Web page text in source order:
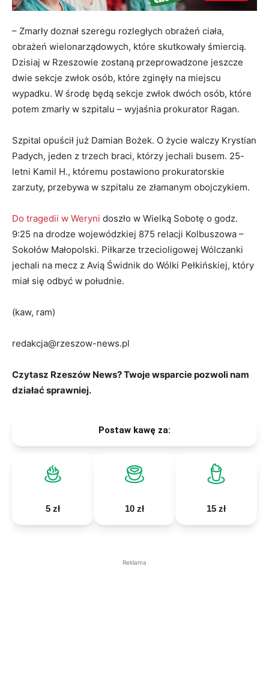
– Zmarły doznał szeregu rozległych obrażeń ciała,
obrażeń wielonarządowych, które skutkowały śmiercią.
Dzisiaj w Rzeszowie zostaną przeprowadzone jeszcze
dwie sekcje zwłok osób, które zginęły na miejscu
wypadku. W środę będą sekcje zwłok dwóch osób, które
potem zmarły w szpitalu – wyjaśnia prokurator Ragan.
Szpital opuścił już Damian Bożek. O życie walczy Krystian
Padych, jeden z trzech braci, którzy jechali busem. 25-
letni Kamil H., któremu postawiono prokuratorskie
zarzuty, przebywa w szpitalu ze złamanym obojczykiem.
Do tragedii w Weryni doszło w Wielką Sobotę o godz.
9:25 na drodze wojewódzkiej 875 relacji Kolbuszowa –
Sokołów Małopolski. Piłkarze trzecioligowej Wólczanki
jechali na mecz z Avią Świdnik do Wólki Pełkińskiej, który
miał się odbyć w południe.
(kaw, ram)
redakcja@rzeszow-news.pl
Czytasz Rzeszów News? Twoje wsparcie pozwoli nam
działać sprawniej.
Postaw kawę za:
5 zł 10 zł 15 zł
Reklama